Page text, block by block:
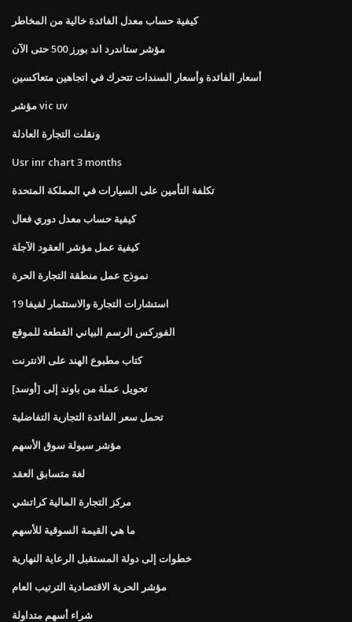
كيفية حساب معدل الفائدة خالية من المخاطر
مؤشر ستاندرد اند بورز 500 حتى الآن
أسعار الفائدة وأسعار السندات تتحرك في اتجاهين متعاكسين
مؤشر vic uv
ونقلت التجارة العادلة
Usr inr chart 3 months
تكلفة التأمين على السيارات في المملكة المتحدة
كيفية حساب معدل دوري فعال
كيفية عمل مؤشر العقود الآجلة
نموذج عمل منطقة التجارة الحرة
استشارات التجارة والاستثمار لفيفا 19
الفوركس الرسم البياني القطعة للموقع
كتاب مطبوع الهند على الانترنت
تحويل عملة من باوند إلى [أوسد]
تحمل سعر الفائدة التجارية التفاضلية
مؤشر سيولة سوق الأسهم
لغة متسابق العقد
مركز التجارة المالية كراتشي
ما هي القيمة السوقية للأسهم
خطوات إلى دولة المستقبل الرعاية النهارية
مؤشر الحرية الاقتصادية الترتيب العام
شراء أسهم متداولة